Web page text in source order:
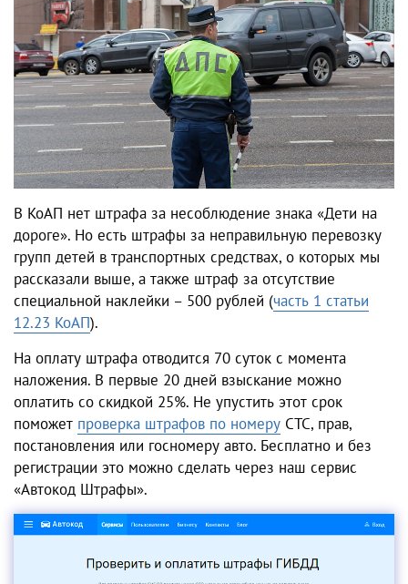
В КоАП нет штрафа за несоблюдение знака «Дети на
дороге». Но есть штрафы за неправильную перевозку
групп детей в транспортных средствах, о которых мы
рассказали выше, а также штраф за отсутствие
специальной наклейки – 500 рублей (часть 1 статьи
12.23 КоАП).
На оплату штрафа отводится 70 суток с момента
наложения. В первые 20 дней взыскание можно
оплатить со скидкой 25%. Не упустить этот срок
поможет проверка штрафов по номеру СТС, прав,
постановления или госномеру авто. Бесплатно и без
регистрации это можно сделать через наш сервис
«Автокод Штрафы».